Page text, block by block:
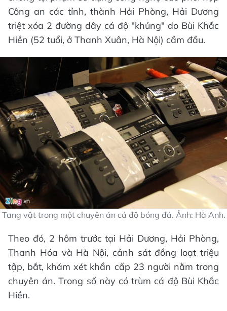
Công an các tỉnh, thành Hải Phòng, Hải Dương
triệt xóa 2 đường dây cá độ "khủng" do Bùi Khắc
Hiền (52 tuổi, ở Thanh Xuân, Hà Nội) cầm đầu.
Tang vật trong một chuyên án cá độ bóng đá. Ảnh: Hà Anh.
Theo đó, 2 hôm trước tại Hải Dương, Hải Phòng,
Thanh Hóa và Hà Nội, cảnh sát đồng loạt triệu
tập, bắt, khám xét khẩn cấp 23 người nằm trong
chuyên án. Trong số này có trùm cá độ Bùi Khắc
Hiền.